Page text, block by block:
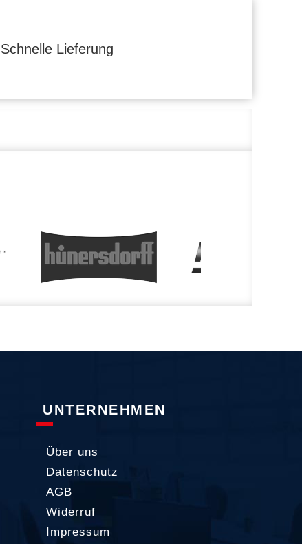
Schnelle Lieferung
UNTERNEHMEN
Über uns
Datenschutz
AGB
Widerruf
Impressum